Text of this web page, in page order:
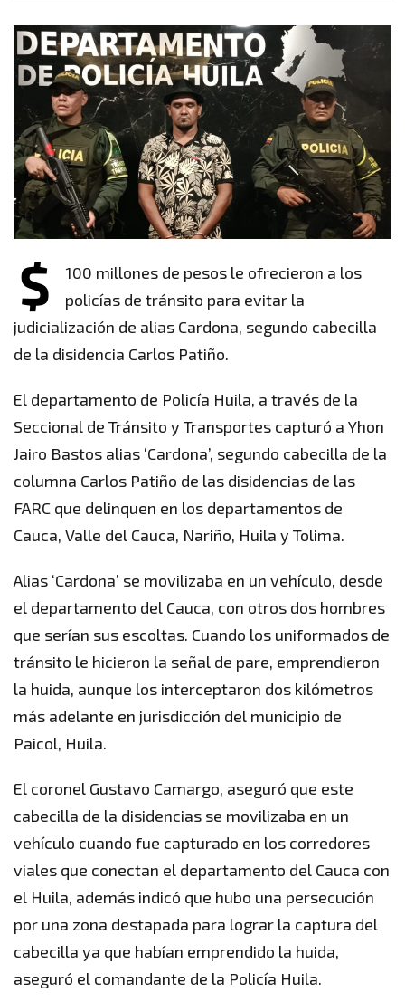
$
100 millones de pesos le ofrecieron a los
policías de tránsito para evitar la
judicialización de alias Cardona, segundo cabecilla
de la disidencia Carlos Patiño.
El departamento de Policía Huila, a través de la
Seccional de Tránsito y Transportes capturó a Yhon
Jairo Bastos alias ‘Cardona’, segundo cabecilla de la
columna Carlos Patiño de las disidencias de las
FARC que delinquen en los departamentos de
Cauca, Valle del Cauca, Nariño, Huila y Tolima.
Alias ‘Cardona’ se movilizaba en un vehículo, desde
el departamento del Cauca, con otros dos hombres
que serían sus escoltas. Cuando los uniformados de
tránsito le hicieron la señal de pare, emprendieron
la huida, aunque los interceptaron dos kilómetros
más adelante en jurisdicción del municipio de
Paicol, Huila.
El coronel Gustavo Camargo, aseguró que este
cabecilla de la disidencias se movilizaba en un
vehículo cuando fue capturado en los corredores
viales que conectan el departamento del Cauca con
el Huila, además indicó que hubo una persecución
por una zona destapada para lograr la captura del
cabecilla ya que habían emprendido la huida,
aseguró el comandante de la Policía Huila.